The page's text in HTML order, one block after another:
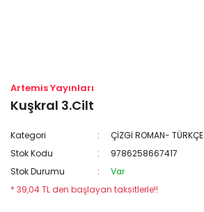
Artemis Yayınları
Kuşkral 3.Cilt
Kategori
ÇİZGİ ROMAN- TÜRKÇE
Stok Kodu
9786258667417
Stok Durumu
Var
* 39,04 TL den başlayan taksitlerle!!